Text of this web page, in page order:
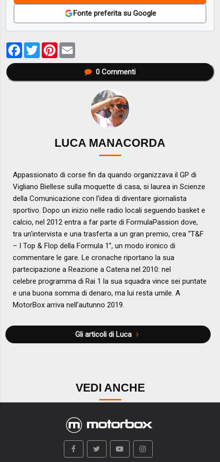
Fonte preferita su Google
Facebook
TwitterPinterest
0Commenti
LUCA MANACORDA
Appassionato di corse fin da quando organizzava il GP di
Vigliano Biellese sulla moquette di casa, si laurea in Scienze
della Comunicazione con l'idea di diventare giornalista
sportivo. Dopo un inizio nelle radio locali seguendo basket e
calcio, nel 2012 entra a far parte di FormulaPassion dove,
tra un'intervista e una trasferta a un gran premio, crea “T&F
– I Top & Flop della Formula 1”, un modo ironico di
commentare le gare. Le cronache riportano la sua
partecipazione a Reazione a Catena nel 2010: nel
celebre programma di Rai 1 la sua squadra vince sei puntate
e una buona somma di denaro, ma lui resta umile. A
MotorBox arriva nell'autunno 2019.
Gli articoli di Luca
VEDI ANCHE